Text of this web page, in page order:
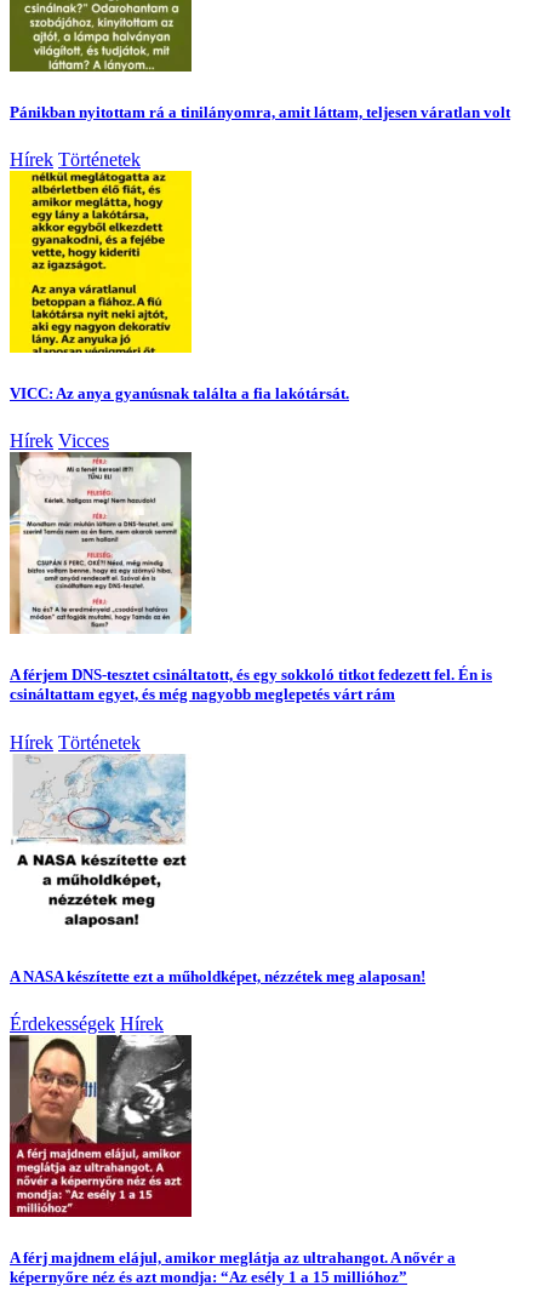
Pánikban nyitottam rá a tinilányomra, amit láttam, teljesen váratlan volt
Hírek Történetek
VICC: Az anya gyanúsnak találta a fia lakótársát.
Hírek Vicces
A férjem DNS-tesztet csináltatott, és egy sokkoló titkot fedezett fel. Én is
csináltattam egyet, és még nagyobb meglepetés várt rám
Hírek Történetek
A NASA készítette ezt a műholdképet, nézzétek meg alaposan!
Érdekességek Hírek
A férj majdnem elájul, amikor meglátja az ultrahangot. A nővér a
képernyőre néz és azt mondja: “Az esély 1 a 15 millióhoz”